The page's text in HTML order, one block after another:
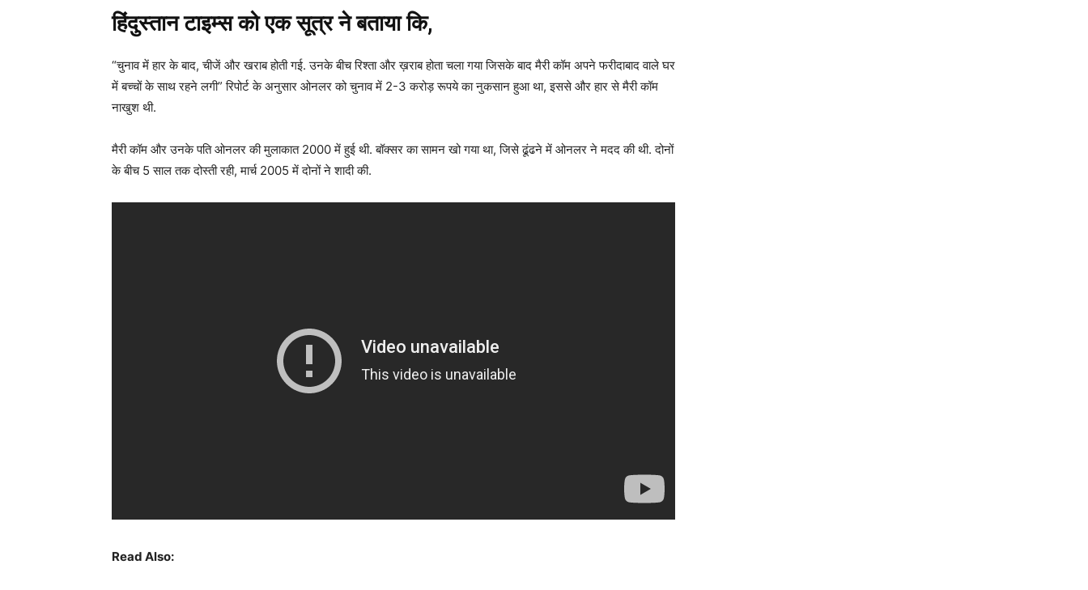
हिंदुस्तान टाइम्स को एक सूत्र ने बताया कि,
“चुनाव में हार के बाद, चीजें और खराब होती गई. उनके बीच रिश्ता और ख़राब होता चला गया जिसके बाद मैरी कॉम अपने फरीदाबाद वाले घर
में बच्चों के साथ रहने लगी” रिपोर्ट के अनुसार ओनलर को चुनाव में 2-3 करोड़ रूपये का नुकसान हुआ था, इससे और हार से मैरी कॉम
नाखुश थी.
मैरी कॉम और उनके पति ओनलर की मुलाकात 2000 में हुई थी. बॉक्सर का सामन खो गया था, जिसे ढूंढने में ओनलर ने मदद की थी. दोनों
के बीच 5 साल तक दोस्ती रही, मार्च 2005 में दोनों ने शादी की.
Read Also: